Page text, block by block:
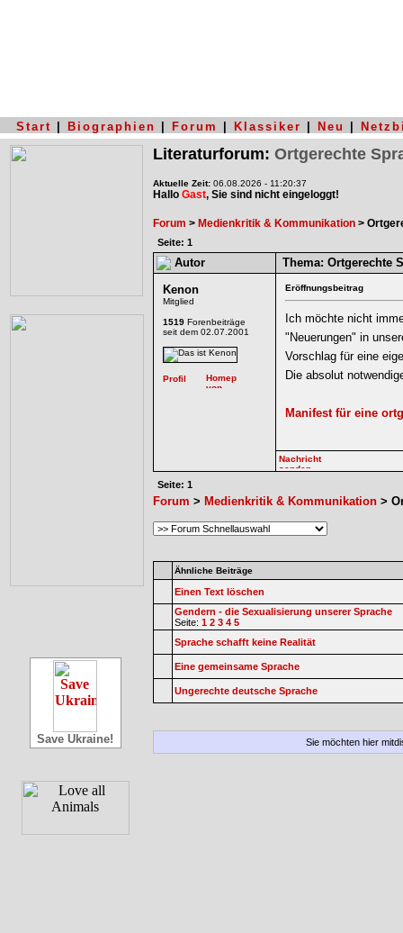
Start Biographien Forum Klassiker Neu
Save Ukraine!
Literaturforum: Ortgerechte
Aktuelle Zeit: 06.08.2026 - 11:20:37
Hallo Gast, Sie sind nicht eingeloggt!
Forum > Medienkritik & Kommunikation >
Seite: 1
Autor Thema: Ortgerechte
Kenon
Mitglied
1519 Forenbeiträge
seit dem 02.07.2001
Eröffnungsbeitrag
Ich möchte nicht
"Neuerungen" in
Vorschlag für eine
Die absolut
Manifest für eine
Seite: 1
Forum > Medienkritik & Kommunikation >
Ähnliche Beiträge
Einen Text löschen
Gendern - die Sexualisierung unserer Sprache
Seite: 1 2 3 4 5
Sprache schafft keine Realität
Eine gemeinsame Sprache
Ungerechte deutsche Sprache
Sie möchten hier